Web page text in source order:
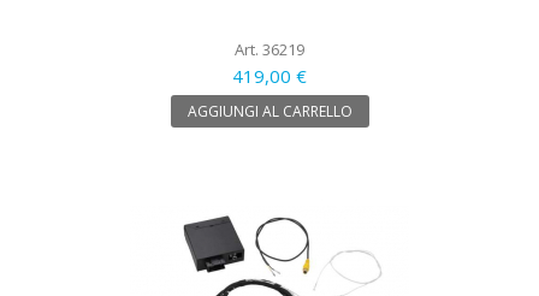
Art. 36219
419,00 €
AGGIUNGI AL CARRELLO